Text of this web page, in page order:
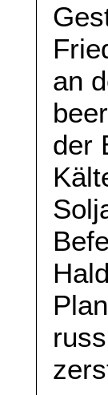
an
der